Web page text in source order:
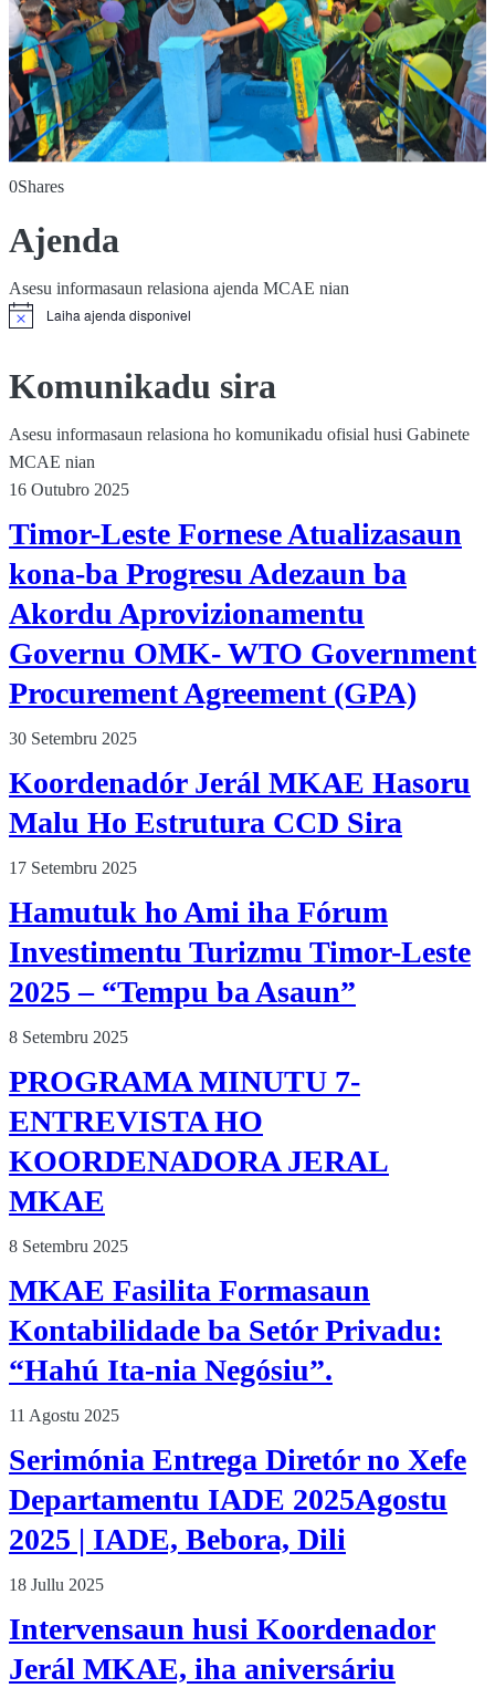
0Shares
Ajenda
Asesu informasaun relasiona ajenda MCAE nian
Laiha ajenda disponivel
Komunikadu sira
Asesu informasaun relasiona ho komunikadu ofisial husi Gabinete
MCAE nian
16 Outubro 2025
Timor-Leste Fornese Atualizasaun
kona-ba Progresu Adezaun ba
Akordu Aprovizionamentu
Governu OMK- WTO Government
Procurement Agreement (GPA)
30 Setembru 2025
Koordenadór Jerál MKAE Hasoru
Malu Ho Estrutura CCD Sira
17 Setembru 2025
Hamutuk ho Ami iha Fórum
Investimentu Turizmu Timor-Leste
2025 – “Tempu ba Asaun”
8 Setembru 2025
PROGRAMA MINUTU 7-
ENTREVISTA HO
KOORDENADORA JERAL
MKAE
8 Setembru 2025
MKAE Fasilita Formasaun
Kontabilidade ba Setór Privadu:
“Hahú Ita-nia Negósiu”.
11 Agostu 2025
Serimónia Entrega Diretór no Xefe
Departamentu IADE 2025Agostu
2025 | IADE, Bebora, Dili
18 Jullu 2025
Intervensaun husi Koordenador
Jerál MKAE, iha aniversáriu